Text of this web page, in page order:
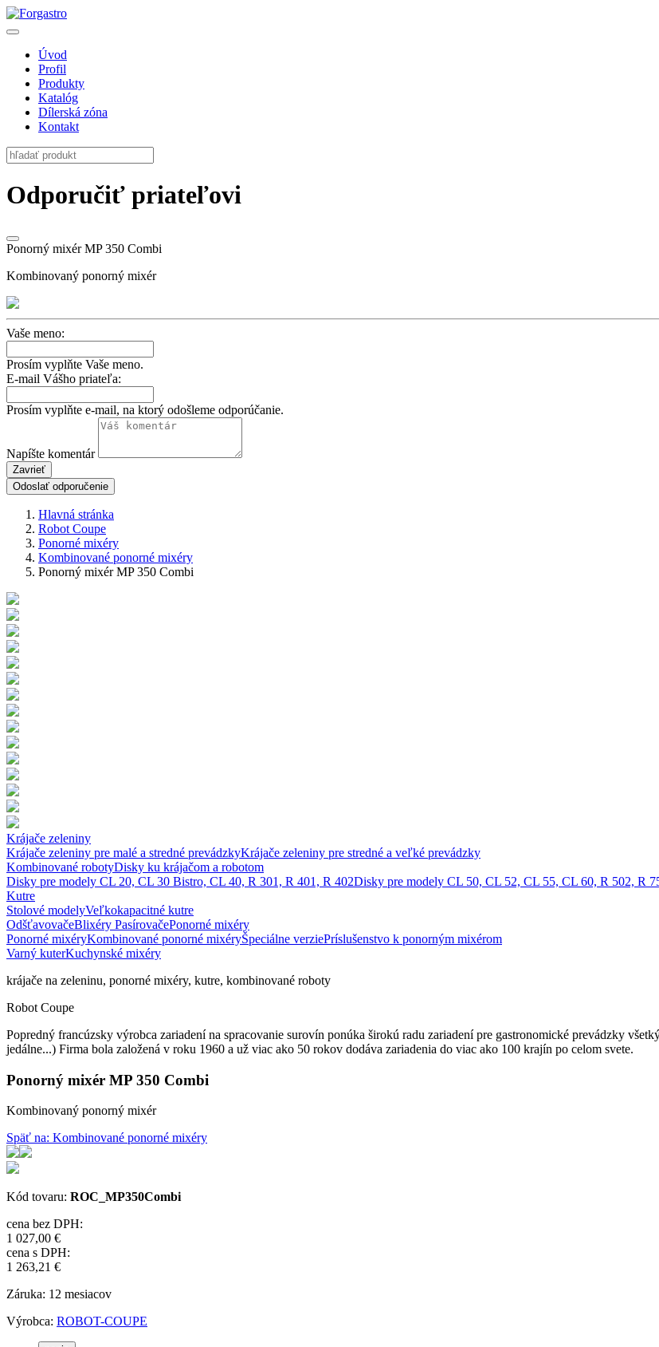
Úvod
Profil
Produkty
Katalóg
Dílerská zóna
Kontakt
Odporučiť priateľovi
Ponorný mixér MP 350 Combi
Kombinovaný ponorný mixér
Vaše meno:
Prosím vyplňte Vaše meno.
E-mail Vášho priateľa:
Prosím vyplňte e-mail, na ktorý odošleme odporúčanie.
Napíšte komentár
Zavrieť
Odoslať odporučenie
Hlavná stránka
Robot Coupe
Ponorné mixéry
Kombinované ponorné mixéry
Ponorný mixér MP 350 Combi
Krájače zeleniny
Krájače zeleniny pre malé a stredné prevádzkyKrájače zeleniny pre stredné a veľké prevádzky
Kombinované robotyDisky ku krájačom a robotom
Disky pre modely CL 20, CL 30 Bistro, CL 40, R 301, R 401, R 402Disky pre modely CL 50, CL 52, CL 55, CL 60, R 502, R
Kutre
Stolové modelyVeľkokapacitné kutre
OdšťavovačeBlixéry PasírovačePonorné mixéry
Ponorné mixéryKombinované ponorné mixéryŠpeciálne verziePríslušenstvo k ponorným mixérom
Varný kuterKuchynské mixéry
krájače na zeleninu, ponorné mixéry, kutre, kombinované roboty
Robot Coupe
Popredný francúzsky výrobca zariadení na spracovanie surovín ponúka širokú radu zariadení pre gastronomické prevádzky
jedálne...) Firma bola založená v roku 1960 a už viac ako 50 rokov dodáva zariadenia do viac ako 100 krajín po celom svete.
Ponorný mixér MP 350 Combi
Kombinovaný ponorný mixér
Späť na: Kombinované ponorné mixéry
Kód tovaru: ROC_MP350Combi
cena bez DPH:
1 027,00 €
cena s DPH:
1 263,21 €
Záruka: 12 mesiacov
Výrobca: ROBOT-COUPE